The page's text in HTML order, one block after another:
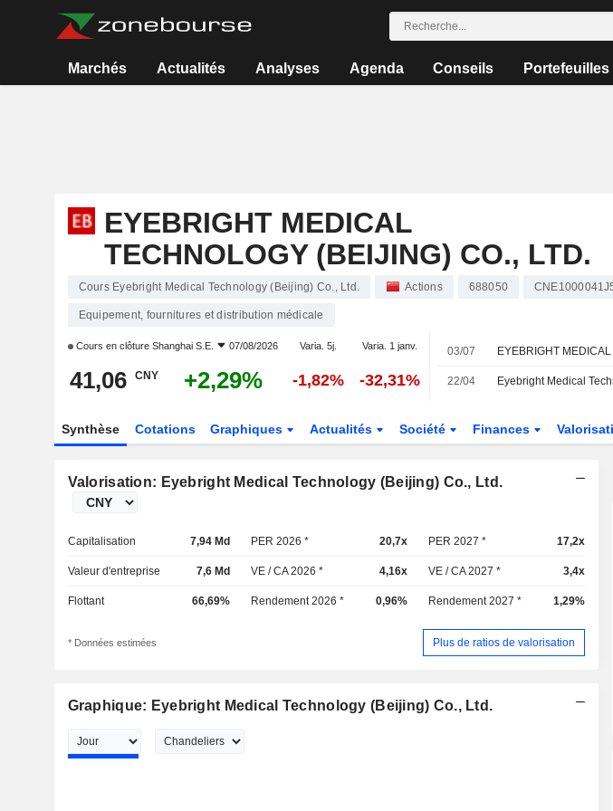
Marchés Actualités Analyses Agenda Conseils Portefeuilles
EYEBRIGHT MEDICAL
TECHNOLOGY (BEIJING) CO., LTD.
Cours Eyebright Medical Technology (Beijing) Co., Ltd. Actions 688050
Equipement, fournitures et distribution médicale
Cours en clôture Shanghai S.E. 07/08/2026 Varia. 5j. Varia. 1 janv.
41,06 CNY +2,29% -1,82% -32,31%
03/07
22/04
Synthèse Cotations Graphiques Actualités Société Finances
Valorisation: Eyebright Medical Technology (Beijing) Co., Ltd.
Capitalisation 7,94 Md PER 2026 * 20,7x PER 2027 * 17,2x
Valeur d'entreprise 7,6 Md VE / CA 2026 * 4,16x VE / CA 2027 * 3,4x
Flottant 66,69% Rendement 2026 * 0,96% Rendement 2027 * 1,29%
* Données estimées Plus de ratios de valorisation
Graphique: Eyebright Medical Technology (Beijing) Co., Ltd.